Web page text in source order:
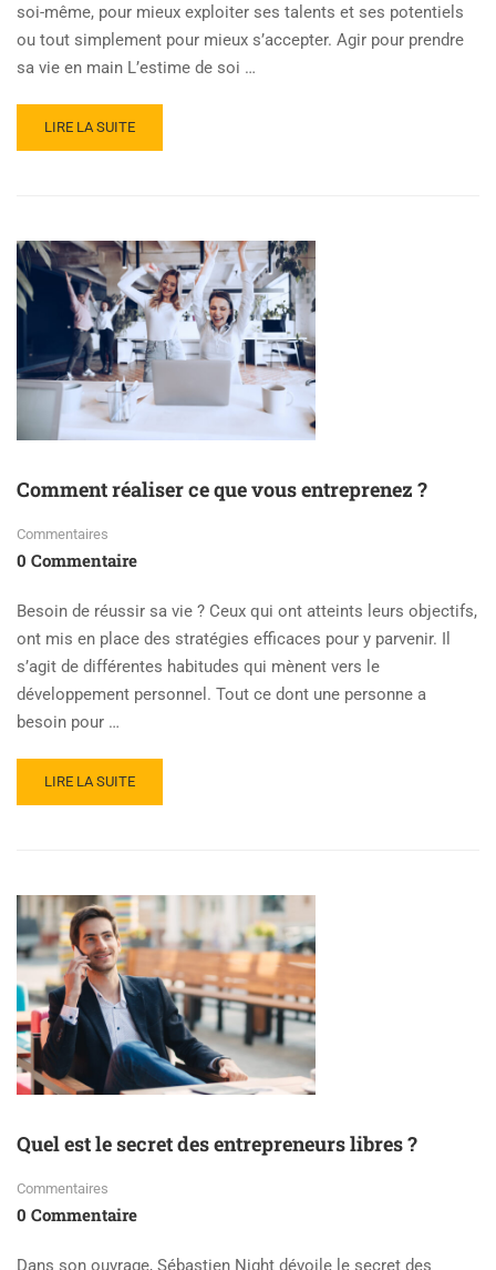
soi-même, pour mieux exploiter ses talents et ses potentiels
ou tout simplement pour mieux s’accepter. Agir pour prendre
sa vie en main L’estime de soi …
LIRE LA SUITE
Comment réaliser ce que vous entreprenez ?
Commentaires
0 Commentaire
Besoin de réussir sa vie ? Ceux qui ont atteints leurs objectifs,
ont mis en place des stratégies efficaces pour y parvenir. Il
s’agit de différentes habitudes qui mènent vers le
développement personnel. Tout ce dont une personne a
besoin pour …
LIRE LA SUITE
Quel est le secret des entrepreneurs libres ?
Commentaires
0 Commentaire
Dans son ouvrage, Sébastien Night dévoile le secret des